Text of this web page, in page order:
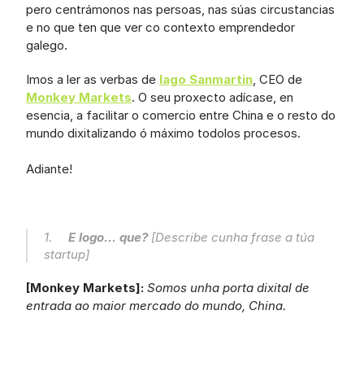
pero centrámonos nas persoas, nas súas circustancias
e no que ten que ver co contexto emprendedor
galego.
Imos a ler as verbas de Iago Sanmartin
Monkey Markets. O seu proxecto adícase, en
esencia, a facilitar o comercio entre China e o resto do
mundo dixitalizando ó máximo todolos procesos.
Adiante!
1. E logo... que? [Describe cunha frase a túa
startup]
[Monkey Markets]: Somos unha porta dixital de
entrada ao maior mercado do mundo, China.